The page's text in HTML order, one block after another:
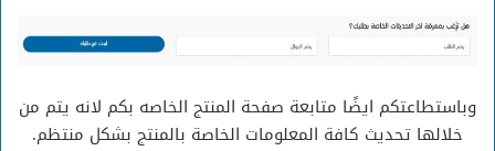
وباستطاعتكم ايضًا متابعة صفحة المنتج الخاصه بكم لانه يتم من
خلالها تحديث كافة المعلومات الخاصة بالمنتج بشكل منتظم.